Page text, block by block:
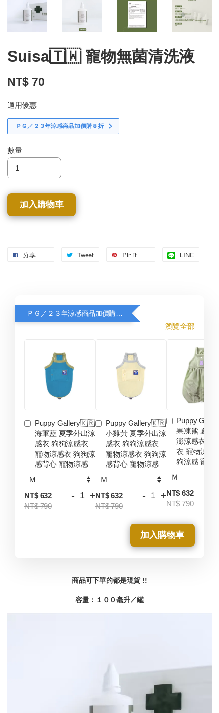
Suisa🇹🇼 寵物無菌清洗液
NT$ 70
適用優惠
ＰＧ／２３年涼感商品加價購８折
數量
加入購物車
分享 Tweet Pin it LINE
瀏覽全部
Puppy Gallery🇰🇷
海軍藍 夏季外出涼
感衣 狗狗涼感衣
寵物涼感衣 狗狗涼
感背心 寵物涼感
NT$ 632
NT$ 790
- +
Puppy Gallery🇰🇷
小雞黃 夏季外出涼
感衣 狗狗涼感衣
寵物涼感衣 狗狗涼
感背心 寵物涼感
NT$ 632
NT$ 790
- +
Puppy
果凍熊 夏季
澎涼感衣 狗
衣 寵物涼感
狗涼感 寵物
NT$ 632
NT$ 790
加入購物車
商品可下單的都是現貨 !!
容量：１００毫升／罐